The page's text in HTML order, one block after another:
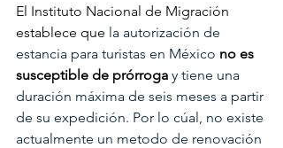
El Instituto Nacional de Migración
establece que la autorización de
estancia para turistas en México no es
susceptible de prórroga y tiene una
duración máxima de seis meses a partir
de su expedición. Por lo cúal, no existe
actualmente un metodo de renovación